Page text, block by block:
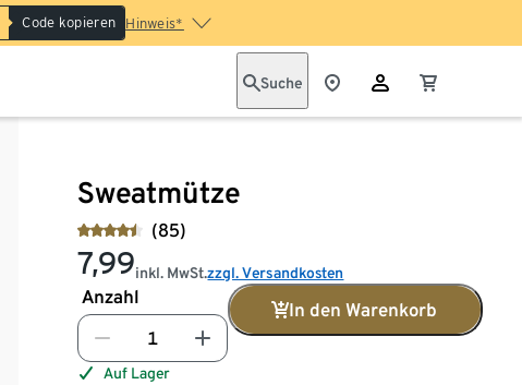
Code kopieren Hinweis*
Suche
Sweatmütze
(85)
7,99inkl. MwSt.zzgl. Versandkosten
Anzahl
In den Warenkorb
Auf Lager